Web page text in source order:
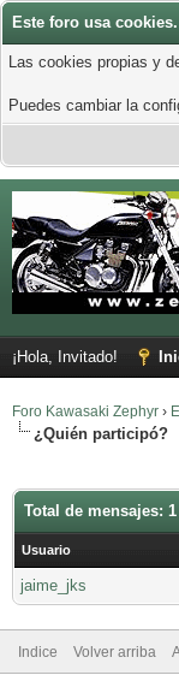
Este foro usa cookies.
Las cookies propias y
Puedes cambiar la
¡Hola, Invitado!
Foro Kawasaki Zephyr ›
¿Quién participó?
Total de mensajes: 1
Usuario
jaime_jks
Indice Volver arriba